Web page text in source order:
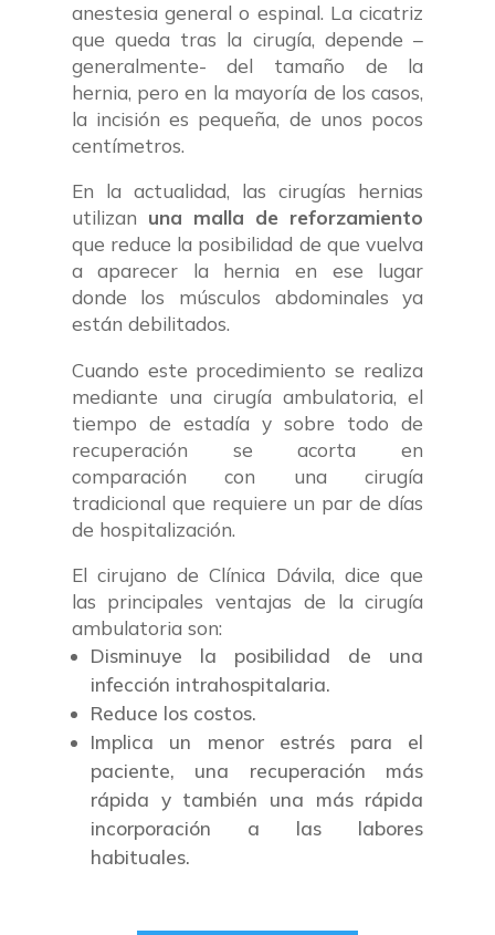
anestesia general o espinal. La cicatriz
que queda tras la cirugía, depende –
generalmente- del tamaño de la
hernia, pero en la mayoría de los casos,
la incisión es pequeña, de unos pocos
centímetros.
En la actualidad, las cirugías hernias
utilizan una malla de reforzamiento
que reduce la posibilidad de que vuelva
a aparecer la hernia en ese lugar
donde los músculos abdominales ya
están debilitados.
Cuando este procedimiento se realiza
mediante una cirugía ambulatoria, el
tiempo de estadía y sobre todo de
recuperación se acorta en
comparación con una cirugía
tradicional que requiere un par de días
de hospitalización.
El cirujano de Clínica Dávila, dice que
las principales ventajas de la cirugía
ambulatoria son:
Disminuye la posibilidad de una
infección intrahospitalaria.
Reduce los costos.
Implica un menor estrés para el
paciente, una recuperación más
rápida y también una más rápida
incorporación a las labores
habituales.